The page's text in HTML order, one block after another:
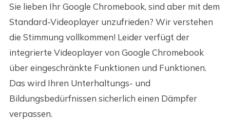
Sie lieben Ihr Google Chromebook, sind aber mit dem
Standard-Videoplayer unzufrieden? Wir verstehen
die Stimmung vollkommen! Leider verfügt der
integrierte Videoplayer von Google Chromebook
über eingeschränkte Funktionen und Funktionen.
Das wird Ihren Unterhaltungs- und
Bildungsbedürfnissen sicherlich einen Dämpfer
verpassen.